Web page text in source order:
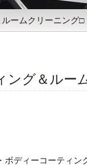
ームクリーニング□
ング＆ルー
ディーコーティン